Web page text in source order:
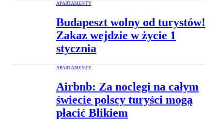
APARTAMENTY
Budapeszt wolny od turystów!
Zakaz wejdzie w życie 1
stycznia
APARTAMENTY
Airbnb: Za noclegi na całym
świecie polscy turyści mogą
płacić Blikiem